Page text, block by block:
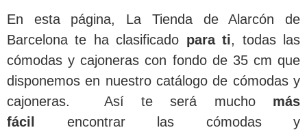
En esta página, La Tienda de Alarcón de
Barcelona te ha clasificado para ti, todas las
cómodas y cajoneras con fondo de 35 cm que
disponemos en nuestro catálogo de cómodas y
cajoneras. Así te será mucho más
fácil encontrar las cómodas y